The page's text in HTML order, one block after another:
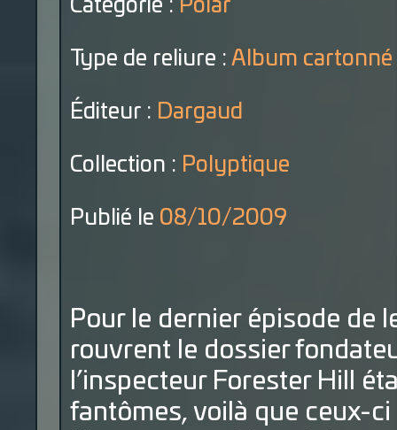
Catégorie : Polar
Type de reliure : Album cartonné
Éditeur : Dargaud
Collection : Polyptique
Publié le 08/10/2009
Pour le dernier épisode de
rouvrent le dossier
l’inspecteur Forester Hill
fantômes, voilà que ceux-